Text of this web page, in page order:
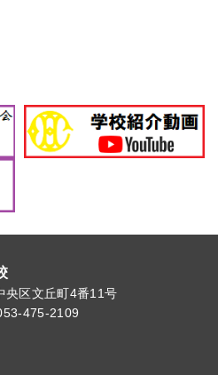
央区文丘町4番11号
475-2109